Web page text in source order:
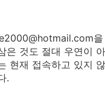
을
은 것도 절대 우연이
현재 접속하고 있지
.